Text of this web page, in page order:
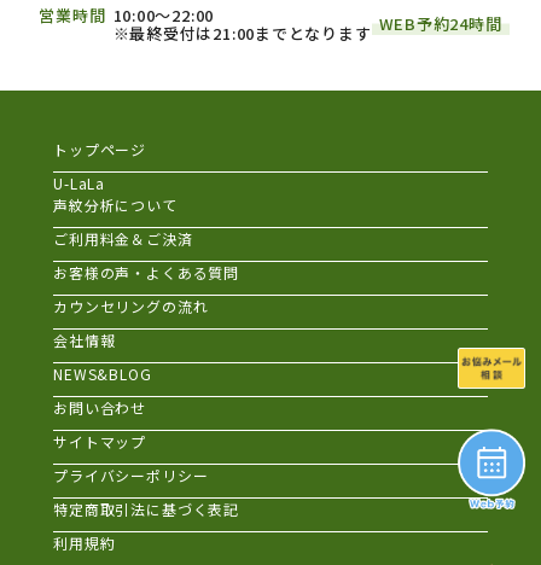
営業時間 10:00～22:00
※最終受付は21:00までとなります WEB予約24時間
トップページ
U-LaLa
声紋分析について
ご利用料金＆ご決済
お客様の声・よくある質問
カウンセリングの流れ
会社情報
NEWS&BLOG
お問い合わせ
サイトマップ
プライバシーポリシー
特定商取引法に基づく表記
利用規約